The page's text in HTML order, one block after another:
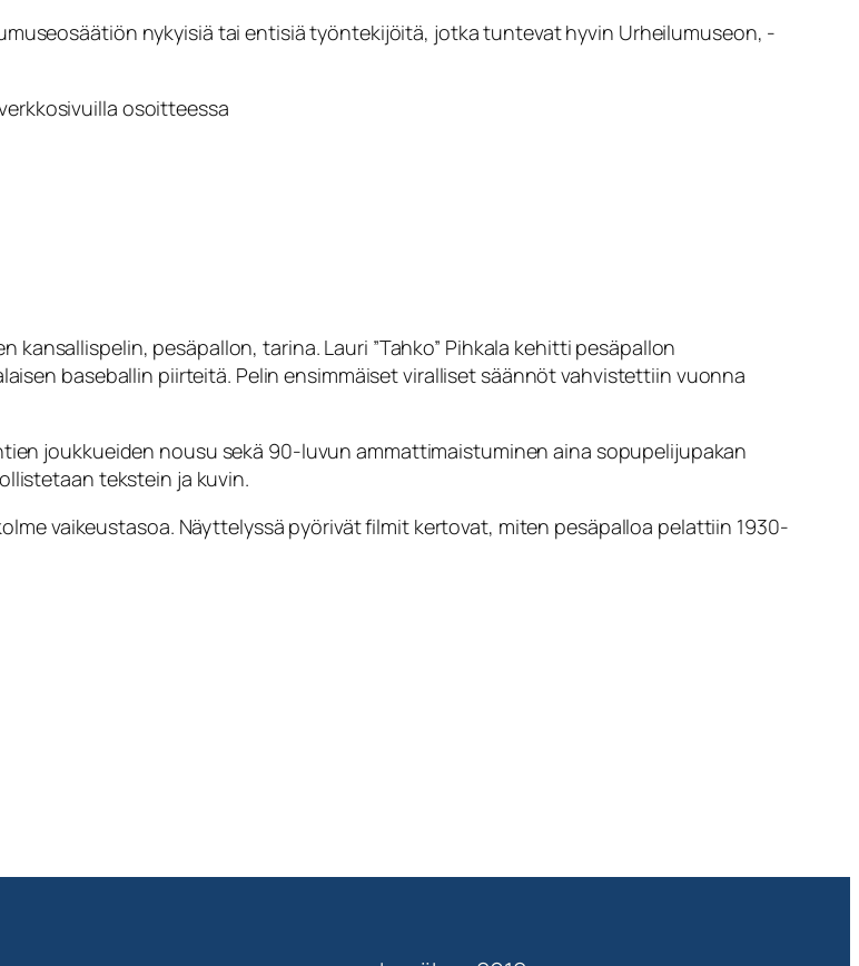
nykyisiä tai entisiä työntekijöitä, jotka tuntevat hyvin Urheilumuseon, -
osoitteessa
pesäpallon, tarina. Lauri ”Tahko” Pihkala kehitti pesäpallon
baseballin piirteitä. Pelin ensimmäiset viralliset säännöt vahvistettiin vuonna
joukkueiden nousu sekä 90-luvun ammattimaistuminen aina sopupelijupakan
tekstein ja kuvin.
vaikeustasoa. Näyttelyssä pyörivät filmit kertovat, miten pesäpalloa pelattiin 1930-